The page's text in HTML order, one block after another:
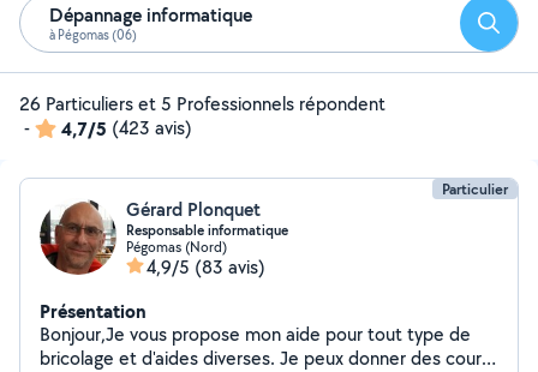
Dépannage informatique
à Pégomas (06)
26 Particuliers et 5 Professionnels répondent
-
4,7/5 (423 avis)
Particulier
Gérard Plonquet
Responsable informatique
Pégomas (Nord)
4,9/5 (83 avis)
Présentation
Bonjour,Je vous propose mon aide pour tout type de
bricolage et d'aides diverses. Je peux donner des cours